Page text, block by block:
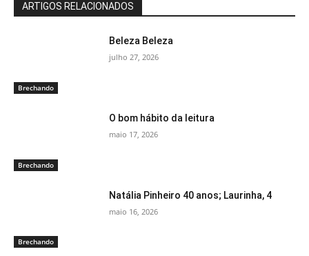
ARTIGOS RELACIONADOS
Brechando
Beleza Beleza
julho 27, 2026
Brechando
O bom hábito da leitura
maio 17, 2026
Brechando
Natália Pinheiro 40 anos; Laurinha, 4
maio 16, 2026